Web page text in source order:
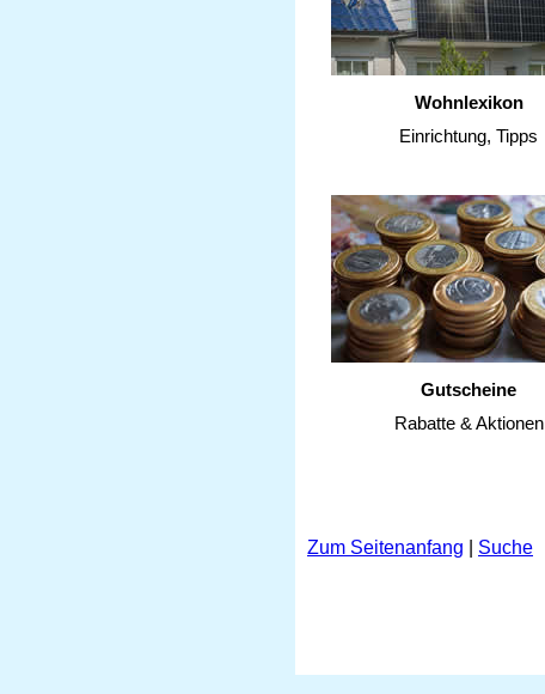
Wohnlexikon
Einrichtung, Tipps
Gutscheine
Rabatte & Aktionen
Zum Seitenanfang Suche